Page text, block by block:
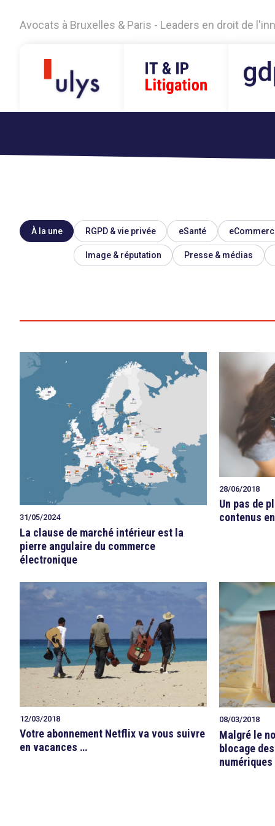
Avocats à Bruxelles & Paris - Leaders en droit de
À la une RGPD & vie privée eSanté
Image & réputation Presse & médias
31/05/2024
La clause de marché intérieur est la
pierre angulaire du commerce
électronique
28/06/2018
Un pas de
contenus
12/03/2018
Votre abonnement Netflix va vous suivre
en vacances …
08/03/2018
Malgré le
blocage